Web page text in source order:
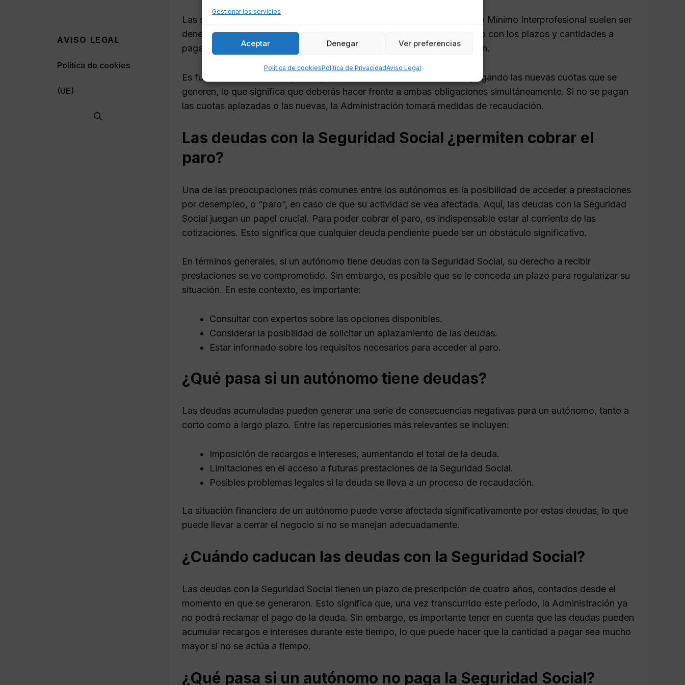
Gestionar los servicios
Aceptar Denegar Ver preferencias
Política de cookiesPolítica de PrivacidadAviso Legal
Las solicitudes que buscan aplazar deudas menores al doble del Salario Mínimo Interprofesional suelen ser
denegadas. Una vez aprobado el aplazamiento, recibirás un documento con los plazos y cantidades a
pagar, lo que te permitirá estar al día durante el proceso de amortización.
Es fundamental recordar que el aplazamiento no exime de continuar pagando las nuevas cuotas que se
generen, lo que significa que deberás hacer frente a ambas obligaciones simultáneamente. Si no se pagan
las cuotas aplazadas o las nuevas, la Administración tomará medidas de recaudación.
Las deudas con la Seguridad Social ¿permiten cobrar el
paro?
Una de las preocupaciones más comunes entre los autónomos es la posibilidad de acceder a prestaciones
por desempleo, o “paro”, en caso de que su actividad se vea afectada. Aquí, las deudas con la Seguridad
Social juegan un papel crucial. Para poder cobrar el paro, es indispensable estar al corriente de las
cotizaciones. Esto significa que cualquier deuda pendiente puede ser un obstáculo significativo.
En términos generales, si un autónomo tiene deudas con la Seguridad Social, su derecho a recibir
prestaciones se ve comprometido. Sin embargo, es posible que se le conceda un plazo para regularizar su
situación. En este contexto, es importante:
Consultar con expertos sobre las opciones disponibles.
Considerar la posibilidad de solicitar un aplazamiento de las deudas.
Estar informado sobre los requisitos necesarios para acceder al paro.
¿Qué pasa si un autónomo tiene deudas?
Las deudas acumuladas pueden generar una serie de consecuencias negativas para un autónomo, tanto a
corto como a largo plazo. Entre las repercusiones más relevantes se incluyen:
Imposición de recargos e intereses, aumentando el total de la deuda.
Limitaciones en el acceso a futuras prestaciones de la Seguridad Social.
Posibles problemas legales si la deuda se lleva a un proceso de recaudación.
La situación financiera de un autónomo puede verse afectada significativamente por estas deudas, lo que
puede llevar a cerrar el negocio si no se manejan adecuadamente.
¿Cuándo caducan las deudas con la Seguridad Social?
Las deudas con la Seguridad Social tienen un plazo de prescripción de cuatro años, contados desde el
momento en que se generaron. Esto significa que, una vez transcurrido este período, la Administración ya
no podrá reclamar el pago de la deuda. Sin embargo, es importante tener en cuenta que las deudas pueden
acumular recargos e intereses durante este tiempo, lo que puede hacer que la cantidad a pagar sea mucho
mayor si no se actúa a tiempo.
¿Qué pasa si un autónomo no paga la Seguridad Social?
AVISO LEGAL
Política de cookies
(UE)